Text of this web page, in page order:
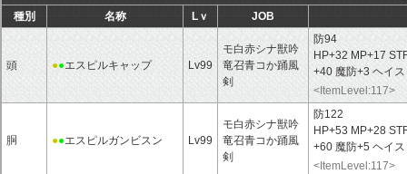
種別 名称 Lｖ JOB
頭 ●●エスピルキャップ Lv99
モ白赤シナ獣吟
竜召青コか踊風
剣
防94
HP+32 MP+17
+40 魔防+3 ヘイ
<ItemLevel:117>
胴 ●●エスピルガンビスン Lv99
モ白赤シナ獣吟
竜召青コか踊風
剣
防122
HP+53 MP+28
+60 魔防+5 ヘイ
<ItemLevel:117>